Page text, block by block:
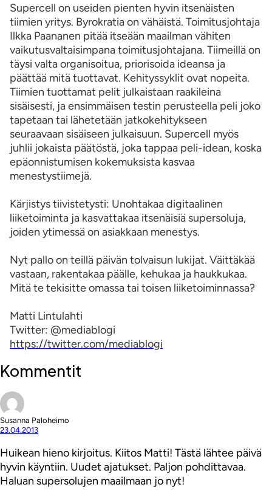
Supercell on useiden pienten hyvin itsenäisten
tiimien yritys. Byrokratia on vähäistä. Toimitusjohtaja
Ilkka Paananen pitää itseään maailman vähiten
vaikutusvaltaisimpana toimitusjohtajana. Tiimeillä on
täysi valta organisoitua, priorisoida ideansa ja
päättää mitä tuottavat. Kehityssyklit ovat nopeita.
Tiimien tuottamat pelit julkaistaan raakileina
sisäisesti, ja ensimmäisen testin perusteella peli joko
tapetaan tai lähetetään jatkokehitykseen
seuraavaan sisäiseen julkaisuun. Supercell myös
juhlii jokaista päätöstä, joka tappaa peli-idean, koska
epäonnistumisen kokemuksista kasvaa
menestystiimejä.
Kärjistys tiivistetysti: Unohtakaa digitaalinen
liiketoiminta ja kasvattakaa itsenäisiä supersoluja,
joiden ytimessä on asiakkaan menestys.
Nyt pallo on teillä päivän tolvaisun lukijat. Väittäkää
vastaan, rakentakaa päälle, kehukaa ja haukkukaa.
Mitä te tekisitte omassa tai toisen liiketoiminnassa?
Matti Lintulahti
Twitter: @mediablogi
https://twitter.com/mediablogi
Kommentit
Susanna Paloheimo
23.04.2013
Huikean hieno kirjoitus. Kiitos Matti! Tästä lähtee päivä
hyvin käyntiin. Uudet ajatukset. Paljon pohdittavaa.
Haluan supersolujen maailmaan jo nyt!